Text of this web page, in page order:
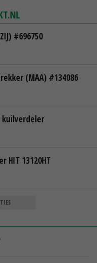
#696750
(MAA) #134086
kuilverdeler
HIT 13120HT